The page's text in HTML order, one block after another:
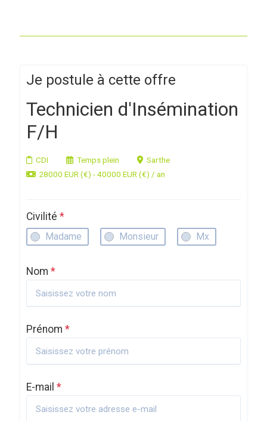
Je postule à cette offre
Technicien d'Insémination
F/H
CDI Temps plein
Sarthe
28000 EUR (€) - 40000 EUR (€) / an
Civilité *
Madame Monsieur Mx
Nom *
Prénom *
E-mail *